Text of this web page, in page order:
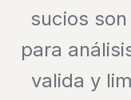
sucios
para
valida y